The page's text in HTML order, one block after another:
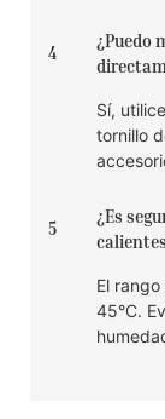
4
¿Puedo
Sí,
tornillo
5
¿Es
El
45°C.